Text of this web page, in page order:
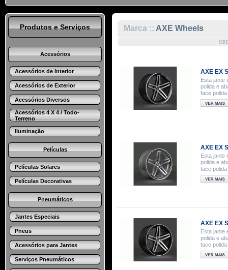
Produtos e Serviços
Acessórios
Acessórios de Interior
Acessórios de Exterior
Acessórios Diversos
Acessórios 4 X 4 / Todo-
Terreno
Iluminação
Películas
Películas Solares
Películas Decorativas
Pneumáticos
Jantes Especiais
Pneus
Acessórios para Jantes
Serviços Pneumáticos
Marca :: AXE Wheels
AXE EX
Esta jante
polida e
face
AXE EX
Esta jante
polida e
face
AXE EX
Esta jante
polida e
face